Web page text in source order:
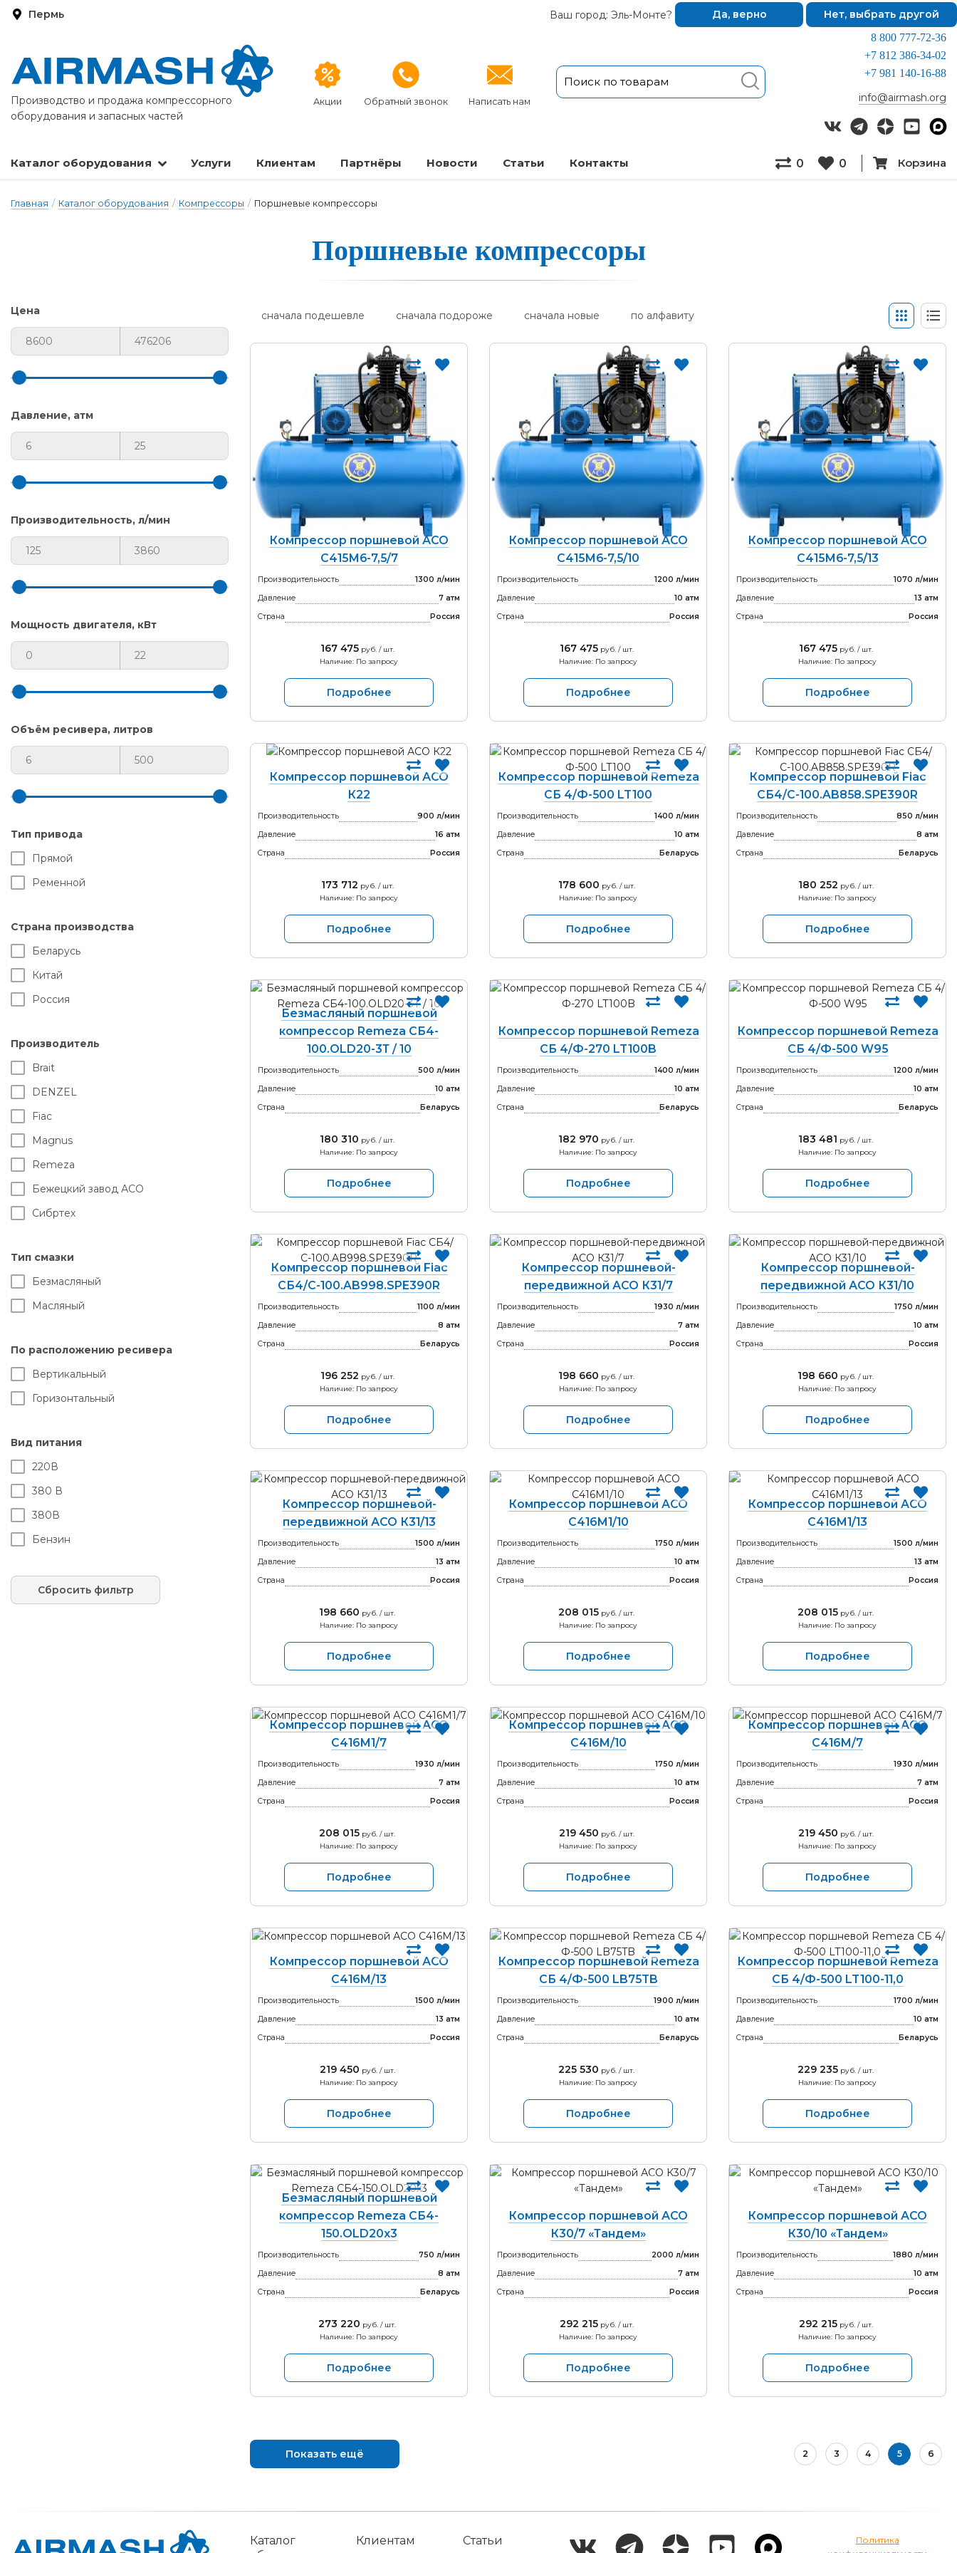
Пермь Ваш город: Эль-Монте? Да, верно Нет, выбрать другой
Производство и продажа компрессорного
оборудования и запасных частей
Акции Обратный звонок Написать нам
8 800 777-72-36
+7 812 386-34-02
+7 981 140-16-88
info@airmash.org
Каталог оборудования Услуги Клиентам Партнёры Новости Статьи Кон­так­ты 0 0 Корзина
Главная / Каталог оборудования / Компрессоры / Поршневые компрессоры
Поршневые ком­прес­со­ры
Цена
Давление, атм
Производительность, л/мин
Мощность двигателя, кВт
Объём ресивера, литров
Тип привода
Прямой
Ременной
Страна производства
Беларусь
Китай
Россия
Производитель
Brait
DENZEL
Fiac
Magnus
Remeza
Бежецкий завод АСО
Сибртех
Тип смазки
Безмасляный
Масляный
По расположению ресивера
Вертикальный
Горизонтальный
Вид питания
220В
380 В
380В
Бензин
Сбросить фильтр
сначала подешевле сначала подороже сначала новые по алфавиту
Компрессор поршневой АСО
С415М6-7,5/7
Производительность
1300 л/мин
Давление
7 атм
Страна
Россия
167 475руб. / шт.
Наличие: По запросу
Подробнее
Компрессор поршневой АСО
С415М6-7,5/10
Производительность
1200 л/мин
Давление
10 атм
Страна
Россия
167 475руб. / шт.
Наличие: По запросу
Подробнее
Компрессор поршневой АСО
С415М6-7,5/13
Производительность
1070 л/мин
Давление
13 атм
Страна
Россия
167 475руб. / шт.
Наличие: По запросу
Подробнее
Компрессор поршневой АСО
К22
Производительность
900 л/мин
Давление
16 атм
Страна
Россия
173 712 руб. / шт.
Наличие: По запросу
Подробнее
Компрессор поршневой Remeza
СБ 4/Ф-500 LT100
Производительность
1400 л/мин
Давление
10 атм
Страна
Беларусь
178 600 руб. / шт.
Наличие: По запросу
Подробнее
Компрессор поршневой Fiac
СБ4/С-100.AB858.SPE390R
Производительность
850 л/мин
Давление
8 атм
Страна
Беларусь
180 252 руб. / шт.
Наличие: По запросу
Подробнее
Безмасляный поршневой
компрессор Remeza СБ4-
100.OLD20-3Т / 10
Производительность
500 л/мин
Давление
10 атм
Страна
Беларусь
180 310 руб. / шт.
Наличие: По запросу
Подробнее
Компрессор поршневой Remeza
СБ 4/Ф-270 LT100B
Производительность
1400 л/мин
Давление
10 атм
Страна
Беларусь
182 970 руб. / шт.
Наличие: По запросу
Подробнее
Компрессор поршневой Remeza
СБ 4/Ф-500 W95
Производительность
1200 л/мин
Давление
10 атм
Страна
Беларусь
183 481 руб. / шт.
Наличие: По запросу
Подробнее
Компрессор поршневой Fiac
СБ4/С-100.AB998.SPE390R
Производительность
1100 л/мин
Давление
8 атм
Страна
Беларусь
196 252 руб. / шт.
Наличие: По запросу
Подробнее
Компрессор поршневой-
передвижной АСО К31/7
Производительность
1930 л/мин
Давление
7 атм
Страна
Россия
198 660 руб. / шт.
Наличие: По запросу
Подробнее
Компрессор поршневой-
передвижной АСО К31/10
Производительность
1750 л/мин
Давление
10 атм
Страна
Россия
198 660 руб. / шт.
Наличие: По запросу
Подробнее
Компрессор поршневой-
передвижной АСО К31/13
Производительность
1500 л/мин
Давление
13 атм
Страна
Россия
198 660 руб. / шт.
Наличие: По запросу
Подробнее
Компрессор поршневой АСО
С416М1/10
Производительность
1750 л/мин
Давление
10 атм
Страна
Россия
208 015 руб. / шт.
Наличие: По запросу
Подробнее
Компрессор поршневой АСО
С416М1/13
Производительность
1500 л/мин
Давление
13 атм
Страна
Россия
208 015 руб. / шт.
Наличие: По запросу
Подробнее
Компрессор поршневой АСО
С416М1/7
Производительность
1930 л/мин
Давление
7 атм
Страна
Россия
208 015 руб. / шт.
Наличие: По запросу
Подробнее
Компрессор поршневой АСО
С416М/10
Производительность
1750 л/мин
Давление
10 атм
Страна
Россия
219 450 руб. / шт.
Наличие: По запросу
Подробнее
Компрессор поршневой АСО
С416М/7
Производительность
1930 л/мин
Давление
7 атм
Страна
Россия
219 450 руб. / шт.
Наличие: По запросу
Подробнее
Компрессор поршневой АСО
С416М/13
Производительность
1500 л/мин
Давление
13 атм
Страна
Россия
219 450 руб. / шт.
Наличие: По запросу
Подробнее
Компрессор поршневой Remeza
СБ 4/Ф-500 LB75TB
Производительность
1900 л/мин
Давление
10 атм
Страна
Беларусь
225 530 руб. / шт.
Наличие: По запросу
Подробнее
Компрессор поршневой Remeza
СБ 4/Ф-500 LT100-11,0
Производительность
1700 л/мин
Давление
10 атм
Страна
Беларусь
229 235 руб. / шт.
Наличие: По запросу
Подробнее
Безмасляный поршневой
компрессор Remeza СБ4-
150.OLD20x3
Производительность
750 л/мин
Давление
8 атм
Страна
Беларусь
273 220 руб. / шт.
Наличие: По запросу
Подробнее
Компрессор поршневой АСО
К30/7 «Тандем»
Производительность
2000 л/мин
Давление
7 атм
Страна
Россия
292 215руб. / шт.
Наличие: По запросу
Подробнее
Компрессор поршневой АСО
К30/10 «Тандем»
Производительность
1880 л/мин
Давление
10 атм
Страна
Россия
292 215руб. / шт.
Наличие: По запросу
Подробнее
Показать ещё 2 3 4 5 6
Каталог
Клиентам Статьи
Политика